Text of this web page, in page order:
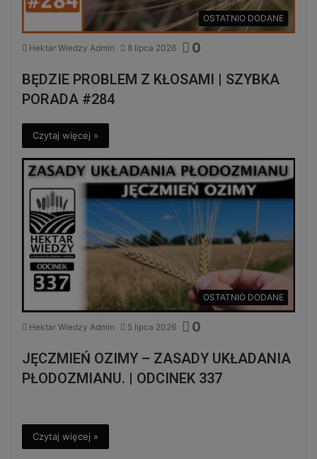
OSTATNIO DODANE
Hektar Wiedzy Admin 8 lipca 2026 0
BĘDZIE PROBLEM Z KŁOSAMI | SZYBKA
PORADA #284
Czytaj więcej »
OSTATNIO DODANE
Hektar Wiedzy Admin 5 lipca 2026 0
JĘCZMIEŃ OZIMY – ZASADY UKŁADANIA
PŁODOZMIANU. | ODCINEK 337
Czytaj więcej »